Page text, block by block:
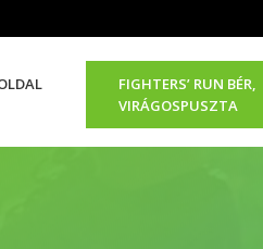
FIGHTERS’ RUN BÉR,
VIRÁGOSPUSZTA